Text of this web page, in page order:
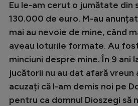
Creează cont
Eu le-am cerut o jumătate din
130.000 de euro. M-au
mai au nevoie de mine, când
aveau loturile formate. Au
minciuni despre mine. În 9 ani
jucătorii nu au dat afară
acuzați că l-am demis noi pe
pentru ca domnul Dioszegi să